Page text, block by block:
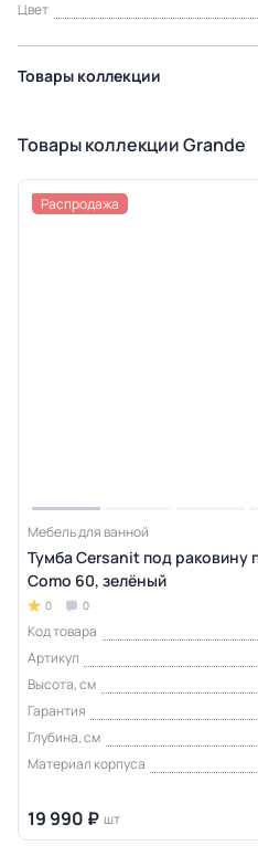
Цвет
Товары коллекции
Товары коллекции Grande
Распродажа
Мебель для ванной
Тумба Cersanit под раковину
Como 60, зелёный
0 0
Код товара
Артикул
Высота, см
Гарантия
Глубина, см
Материал корпуса
19 990 ₽ шт